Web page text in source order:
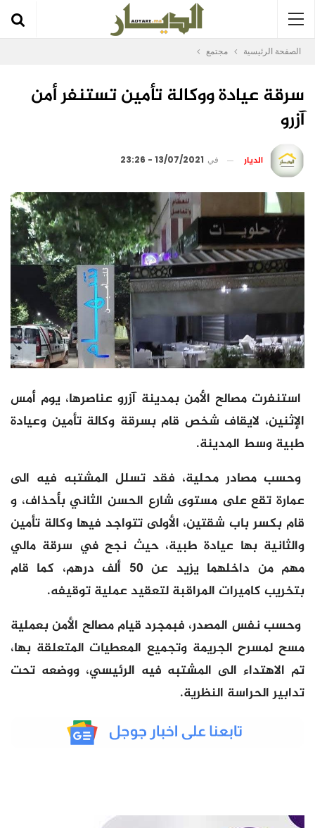
الصفحة الرئيسية مجتمع
سرقة عيادة ووكالة تأمين تستنفر أمن
آزرو
الديار في 13/07/2021 - 23:26
استنفرت مصالح الأمن بمدينة آزرو عناصرها، يوم أمس
الإثنين، لايقاف شخص قام بسرقة وكالة تأمين وعيادة
طبية وسط المدينة.
وحسب مصادر محلية، فقد تسلل المشتبه فيه الى
عمارة تقع على مستوى شارع الحسن الثاني بأحذاف، و
قام بكسر باب شقتين، الأولى تتواجد فيها وكالة تأمين
والثانية بها عيادة طبية، حيث نجح في سرقة مالي
مهم من داخلهما يزيد عن 50 ألف درهم، كما قام
بتخريب كاميرات المراقبة لتعقيد عملية توقيفه.
وحسب نفس المصدر، فبمجرد قيام مصالح الأمن بعملية
مسح لمسرح الجريمة وتجميع المعطيات المتعلقة بها،
تم الاهتداء الى المشتبه فيه الرئيسي، ووضعه تحت
تدابير الحراسة النظرية.